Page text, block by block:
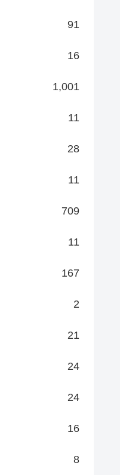
91
16
1,001
11
28
11
709
11
167
2
21
24
24
16
8